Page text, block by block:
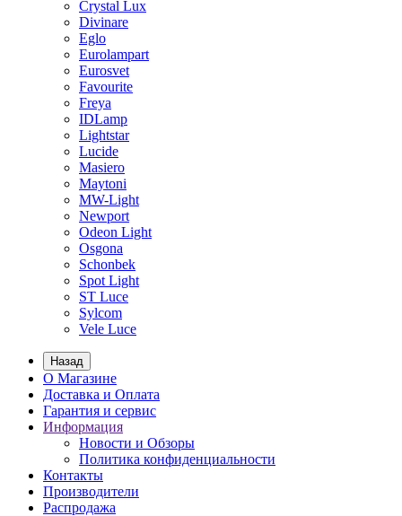
Crystal Lux
Divinare
Eglo
Eurolampart
Eurosvet
Favourite
Freya
IDLamp
Lightstar
Lucide
Masiero
Maytoni
MW-Light
Newport
Odeon Light
Osgona
Schonbek
Spot Light
ST Luce
Sylcom
Vele Luce
Назад
О Магазине
Доставка и Оплата
Гарантия и сервис
Информация
Новости и Обзоры
Политика конфиденциальности
Контакты
Производители
Распродажа